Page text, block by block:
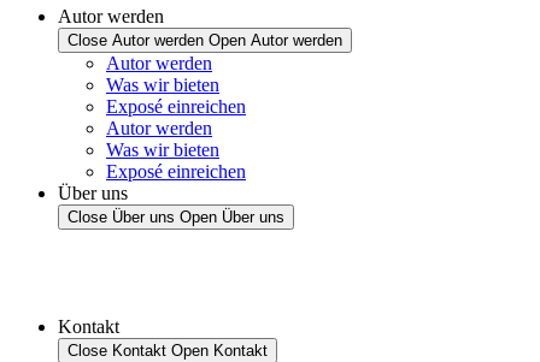
Autor werden
Close Autor werden Open Autor werden
Autor werden
Was wir bieten
Exposé einreichen
Autor werden
Was wir bieten
Exposé einreichen
Über uns
Close Über uns Open Über uns
Kontakt
Close Kontakt Open Kontakt